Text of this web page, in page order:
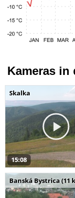
Kameras in
Skalka
15:08
Banská Bystrica (11